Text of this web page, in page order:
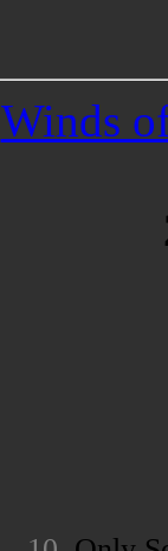
Winds